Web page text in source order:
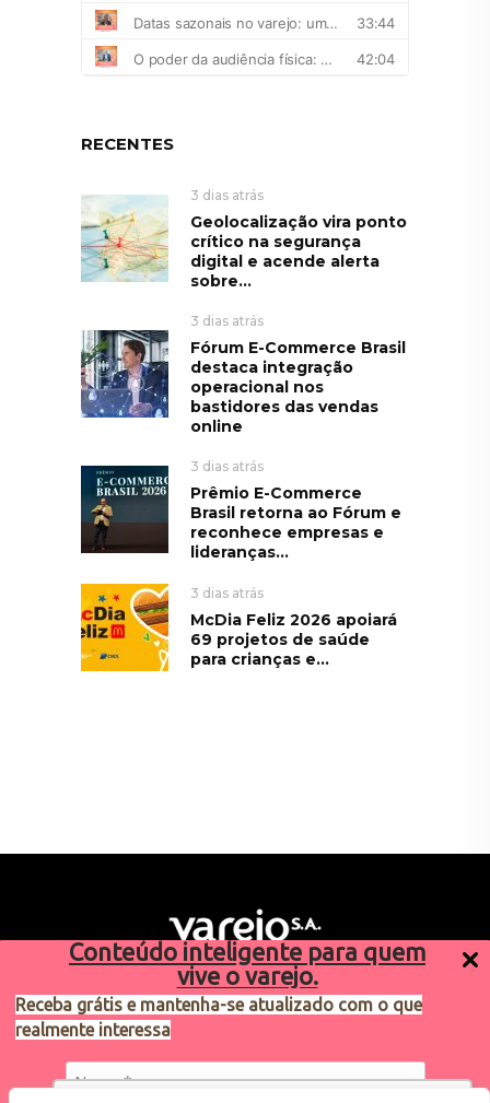
Conteúdo inteligente para quem
vive o varejo.
Receba grátis e mantenha-se atualizado com o que
realmente interessa
RECENTES
3 dias atrás
Geolocalização vira ponto
crítico na segurança
digital e acende alerta
sobre...
3 dias atrás
Fórum E-Commerce Brasil
destaca integração
operacional nos
bastidores das vendas
online
3 dias atrás
Prêmio E-Commerce
Brasil retorna ao Fórum e
reconhece empresas e
lideranças...
3 dias atrás
McDia Feliz 2026 apoiará
69 projetos de saúde
para crianças e...
Sugestões de pauta
varejosa@cndl.org.br